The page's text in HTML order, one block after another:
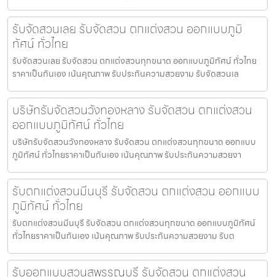
รับจัดสวนเลย รับจัดสวน ตกแต่งสวน ออกแบบภูมิ
ทัศน์ ทั่วไทย
รับจัดสวนเลย รับจัดสวน ตกแต่งสวนทุกขนาด ออกแบบภูมิทัศน์ ทั่วไทย
ราคาเป็นกันเอง เน้นคุณภาพ รับประกันความสวยงาม รับจัดสวนเล
บริษัทรับจัดสวนวังทองหลาง รับจัดสวน ตกแต่งสวน
ออกแบบภูมิทัศน์ ทั่วไทย
บริษัทรับจัดสวนวังทองหลาง รับจัดสวน ตกแต่งสวนทุกขนาด ออกแบบ
ภูมิทัศน์ ทั่วไทยราคาเป็นกันเอง เน้นคุณภาพ รับประกันความสวยงา
รับตกแต่งสวนมีนบุรี รับจัดสวน ตกแต่งสวน ออกแบบ
ภูมิทัศน์ ทั่วไทย
รับตกแต่งสวนมีนบุรี รับจัดสวน ตกแต่งสวนทุกขนาด ออกแบบภูมิทัศน์
ทั่วไทยราคาเป็นกันเอง เน้นคุณภาพ รับประกันความสวยงาม รับต
รับออกแบบสวนสุพรรณบุรี รับจัดสวน ตกแต่งสวน